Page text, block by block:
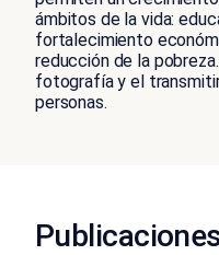
ámbitos de la vida:
fortalecimiento
reducción de la
fotografía y el
personas.